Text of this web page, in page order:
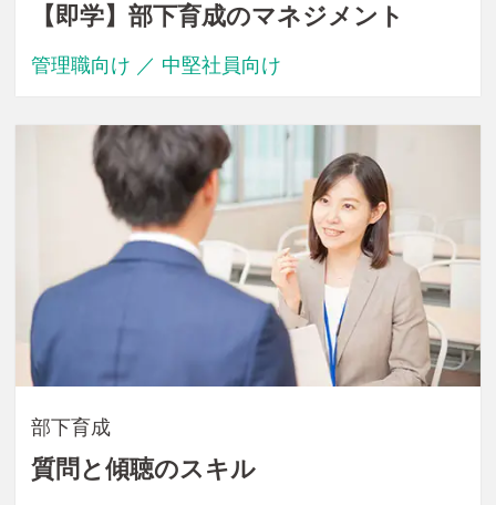
【即学】部下育成のマネジメント
管理職向け ／ 中堅社員向け
部下育成
質問と傾聴のスキル